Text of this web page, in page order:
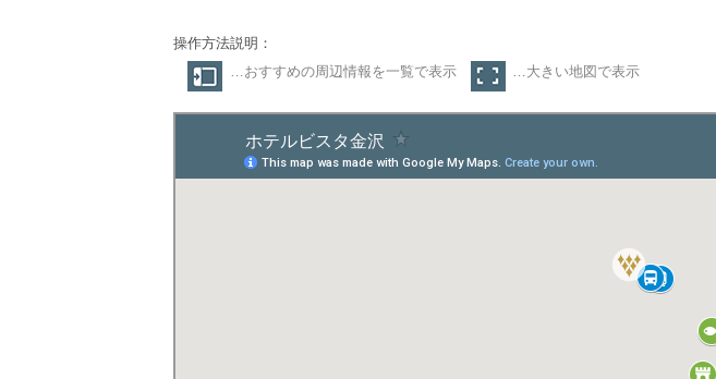
操作方法説明：
…おすすめの周辺情報を一覧で表示
…大きい地図で表示